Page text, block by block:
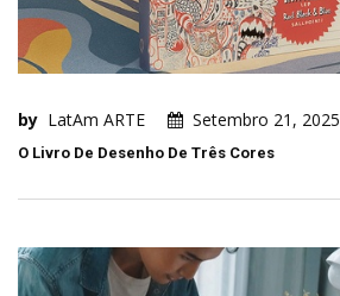
by LatAm ARTE Setembro 21, 2025
O Livro De Desenho De Três Cores